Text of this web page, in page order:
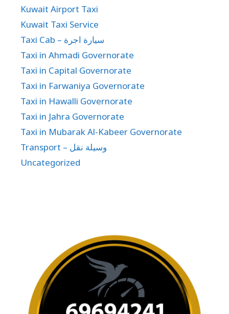
Kuwait Airport Taxi
Kuwait Taxi Service
Taxi Cab – سيارة اجرة
Taxi in Ahmadi Governorate
Taxi in Capital Governorate
Taxi in Farwaniya Governorate
Taxi in Hawalli Governorate
Taxi in Jahra Governorate
Taxi in Mubarak Al-Kabeer Governorate
Transport – وسيلة نقل
Uncategorized